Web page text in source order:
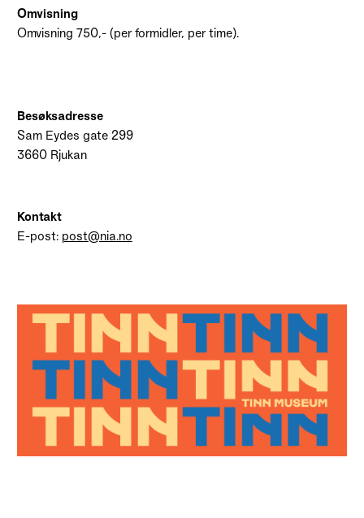
Omvisning
Omvisning 750,- (per formidler, per time).
Besøksadresse
Sam Eydes gate 299
3660 Rjukan
Kontakt
E-post: post@nia.no